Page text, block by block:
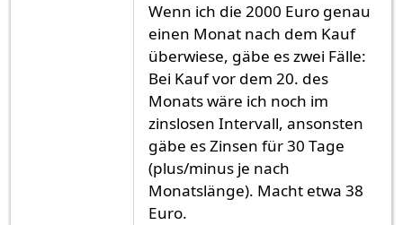
Wenn ich die 2000 Euro genau
einen Monat nach dem Kauf
überwiese, gäbe es zwei Fälle:
Bei Kauf vor dem 20. des
Monats wäre ich noch im
zinslosen Intervall, ansonsten
gäbe es Zinsen für 30 Tage
(plus/minus je nach
Monatslänge). Macht etwa 38
Euro.